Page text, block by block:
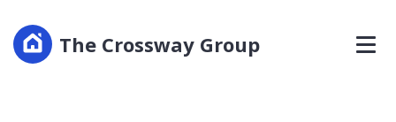
The Crossway Group